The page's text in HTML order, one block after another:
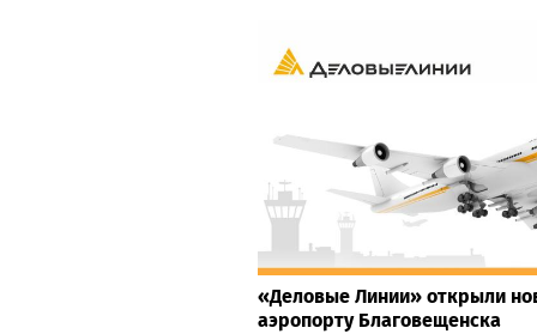
«Деловые Линии» открыли
аэропорту Благовещенска